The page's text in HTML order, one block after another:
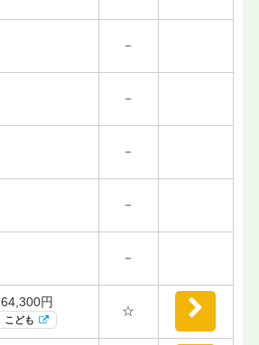
－
－
－
－
－
64,300円
こども
☆